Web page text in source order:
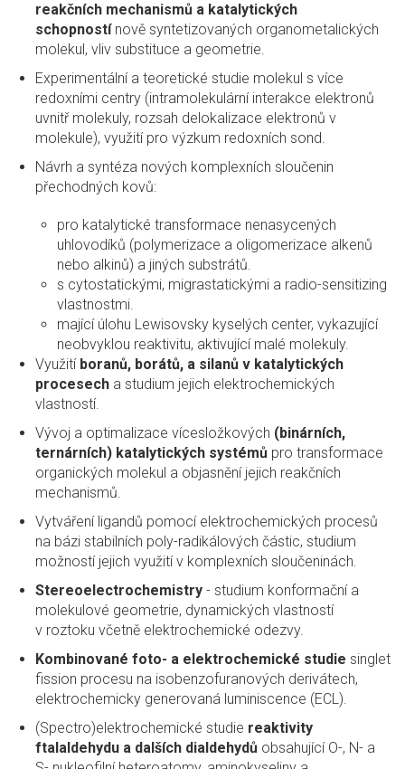
reakčních mechanismů a katalytických
schopnostínově syntetizovaných organometalických
molekul, vliv substituce a geometrie.
Experimentální a teoretické studie molekul s více
redoxními centry (intramolekulární interakce elektronů
uvnitř molekuly, rozsah delokalizace elektronů v
molekule), využití pro výzkum redoxních sond.
Návrh a syntéza nových komplexních sloučenin
přechodných kovů:
pro katalytické transformace nenasycených
uhlovodíků (polymerizace a oligomerizace alkenů
nebo alkinů) a jiných substrátů.
s cytostatickými, migrastatickými a radio-sensitizing
vlastnostmi.
mající úlohu Lewisovsky kyselých center, vykazující
neobvyklou reaktivitu, aktivující malé molekuly.
Využití boranů, borátů, a silanů v katalytických
procesech a studium jejich elektrochemických
vlastností.
Vývoj a optimalizace vícesložkových (binárních,
ternárních) katalytických systémů pro transformace
organických molekul a objasnění jejich reakčních
mechanismů.
Vytváření ligandů pomocí elektrochemických procesů
na bázi stabilních poly-radikálových částic, studium
možností jejich využití v komplexních sloučeninách.
Stereoelectrochemistry - studium konformační a
molekulové geometrie, dynamických vlastností
v roztoku včetně elektrochemické odezvy.
Kombinované foto- a elektrochemické studie singlet
fission procesu na isobenzofuranových derivátech,
elektrochemicky generovaná luminiscence (ECL).
(Spectro)elektrochemické studie reaktivity
ftalaldehydu a dalších dialdehydů obsahující O-, N- a